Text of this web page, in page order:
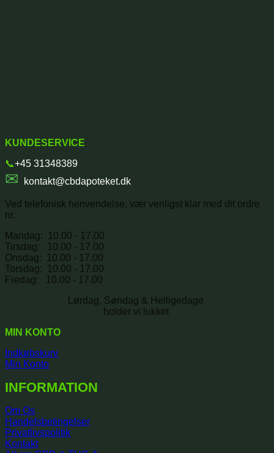
KUNDESERVICE
📞+45 31348389
✉ kontakt@cbdapoteket.dk
Ved telefonisk henvendelse, vær venligst klar med dit ordre
nr.
Mandag: 10.00 - 17.00
Tirsdag: 10.00 - 17.00
Onsdag: 10.00 - 17.00
Torsdag: 10.00 - 17.00
Fredag: 10.00 - 17.00
Lørdag, Søndag & Helligedage
holder vi lukket
MIN KONTO
Indkøbskurv
Min Konto
INFORMATION
Om Os
Handelsbetingelser
Privatlivspolitik
Kontakt